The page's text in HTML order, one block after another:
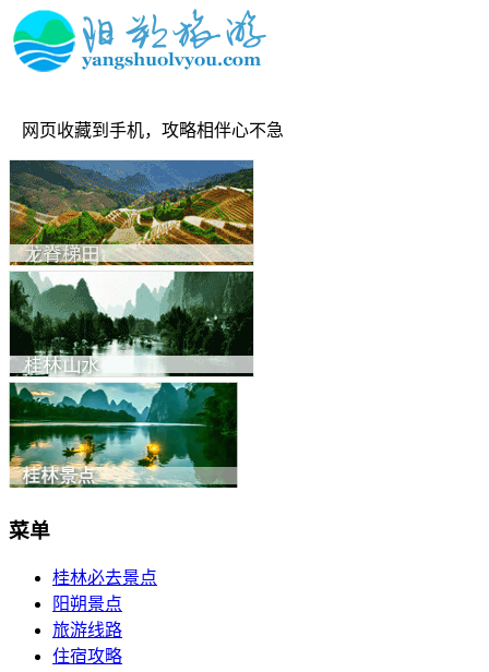
网页收藏到手机，攻略相伴心不急
菜单
桂林必去景点
阳朔景点
旅游线路
住宿攻略